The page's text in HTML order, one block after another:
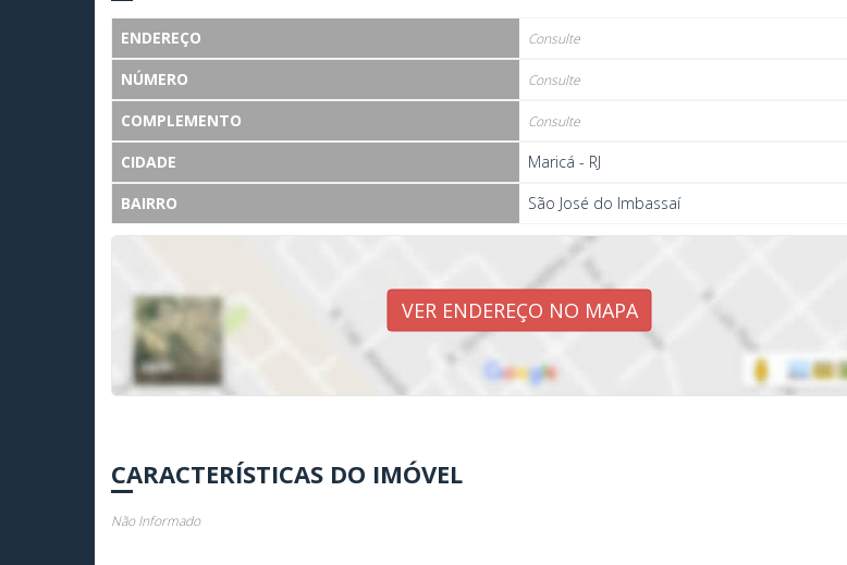
ENDEREÇO Consulte
NÚMERO Consulte
COMPLEMENTO Consulte
CIDADE
Maricá - RJ
BAIRRO
São José do Imbassaí
VER ENDEREÇO NO MAPA
CARACTERÍSTICAS DO IMÓVEL
Não Informado